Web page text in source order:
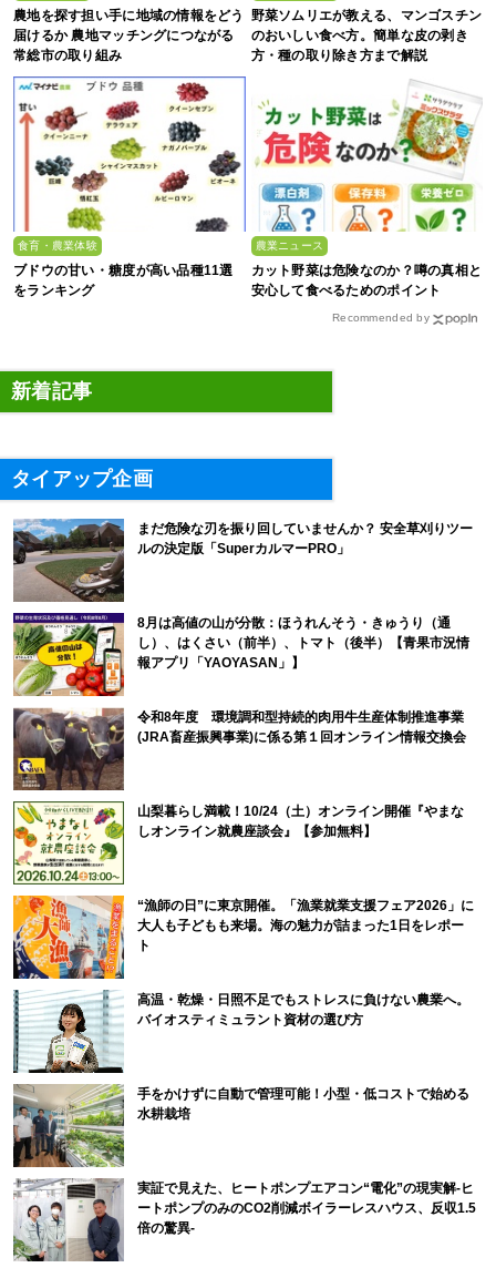
農地を探す担い手に地域の情報をどう
届けるか 農地マッチングにつながる
常総市の取り組み
野菜ソムリエが教える、マンゴスチン
のおいしい食べ方。簡単な皮の剥き
方・種の取り除き方まで解説
食育・農業体験
ブドウの甘い・糖度が高い品種11選
をランキング
農業ニュース
カット野菜は危険なのか？噂の真相と
安心して食べるためのポイント
Recommended by
新着記事
タイアップ企画
まだ危険な刃を振り回していませんか？ 安全草刈りツー
ルの決定版「SuperカルマーPRO」
8月は高値の山が分散：ほうれんそう・きゅうり（通
し）、はくさい（前半）、トマト（後半）【青果市況情
報アプリ「YAOYASAN」】
令和8年度 環境調和型持続的肉用牛生産体制推進事業
(JRA畜産振興事業)に係る第１回オンライン情報交換会
山梨暮らし満載！10/24（土）オンライン開催『やまな
しオンライン就農座談会』【参加無料】
“漁師の日”に東京開催。「漁業就業支援フェア2026」に
大人も子どもも来場。海の魅力が詰まった1日をレポー
ト
高温・乾燥・日照不足でもストレスに負けない農業へ。
バイオスティミュラント資材の選び方
手をかけずに自動で管理可能！小型・低コストで始める
水耕栽培
実証で見えた、ヒートポンプエアコン“電化”の現実解-ヒ
ートポンプのみのCO2削減ボイラーレスハウス、反収1.5
倍の驚異-